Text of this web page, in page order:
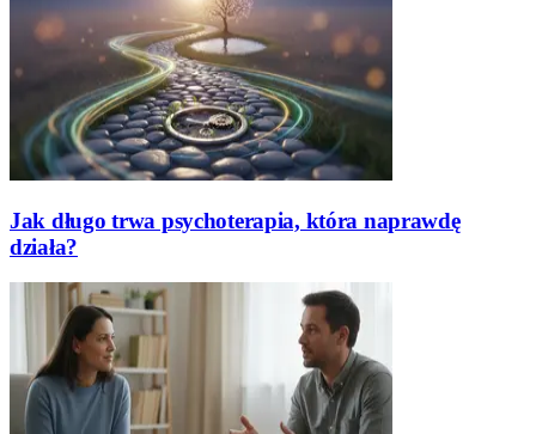
Jak długo trwa psychoterapia, która naprawdę
działa?